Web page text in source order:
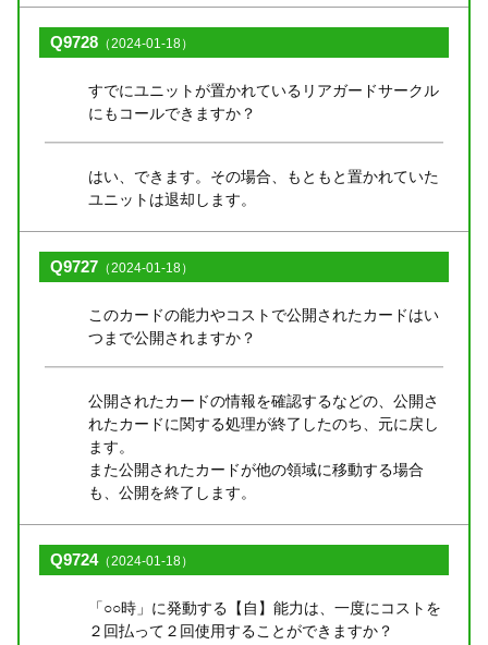
Q9728 （2024-01-18）
すでにユニットが置かれているリアガードサークル
にもコールできますか？
はい、できます。その場合、もともと置かれていた
ユニットは退却します。
Q9727 （2024-01-18）
このカードの能力やコストで公開されたカードはい
つまで公開されますか？
公開されたカードの情報を確認するなどの、公開さ
れたカードに関する処理が終了したのち、元に戻し
ます。
また公開されたカードが他の領域に移動する場合
も、公開を終了します。
Q9724（2024-01-18）
「○○時」に発動する【自】能力は、一度にコストを
２回払って２回使用することができますか？